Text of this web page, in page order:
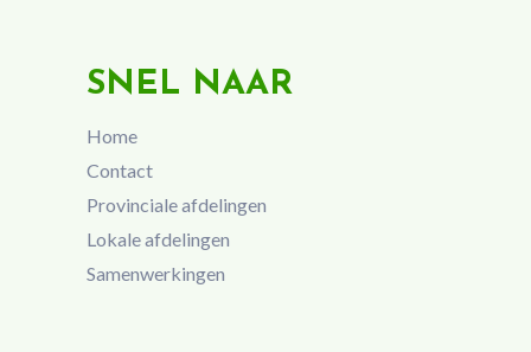
SNEL NAAR
Home
Contact
Provinciale afdelingen
Lokale afdelingen
Samenwerkingen